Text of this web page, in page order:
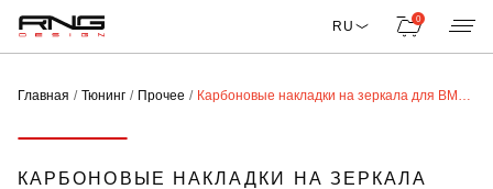
RU 0
Главная Тюнинг Прочее Карбоновые накладки на зеркала для BMW M5 G90
КАРБОНОВЫЕ НАКЛАДКИ НА ЗЕРКАЛА